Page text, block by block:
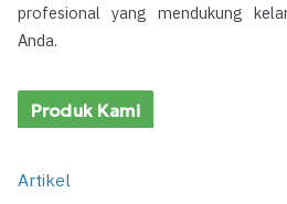
profesional yang mendukung
Anda.
Produk Kami
Artikel